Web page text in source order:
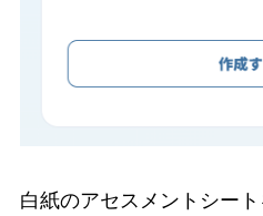
白紙のアセスメントシート